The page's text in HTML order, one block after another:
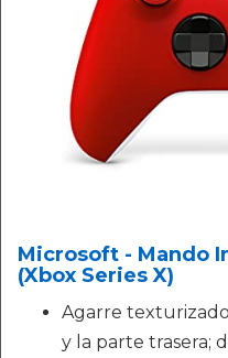
Microsoft - Mando
(Xbox Series X)
Agarre
y la parte trasera;